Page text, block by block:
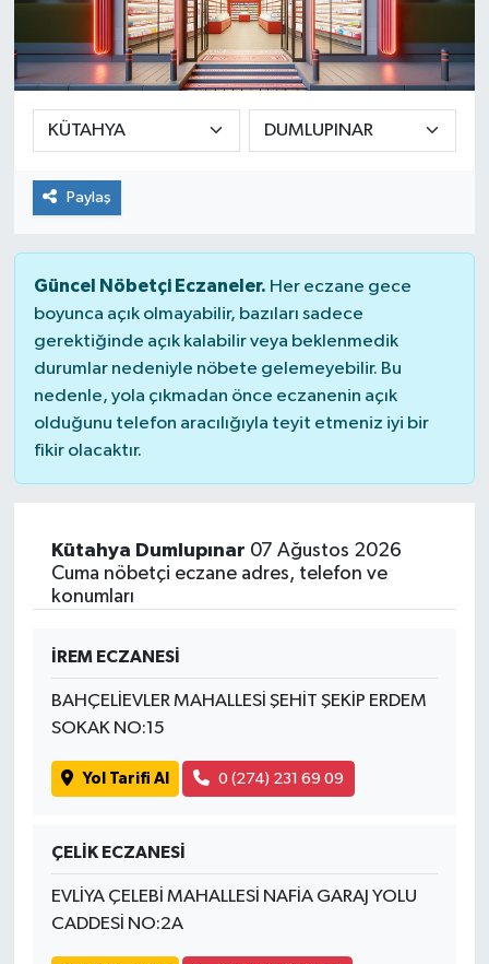
Paylaş
Güncel Nöbetçi Eczaneler. Her eczane gece
boyunca açık olmayabilir, bazıları sadece
gerektiğinde açık kalabilir veya beklenmedik
durumlar nedeniyle nöbete gelemeyebilir. Bu
nedenle, yola çıkmadan önce eczanenin açık
olduğunu telefon aracılığıyla teyit etmeniz iyi bir
fikir olacaktır.
Kütahya Dumlupınar 07 Ağustos 2026
Cuma nöbetçi eczane adres, telefon ve
konumları
İREM ECZANESİ
BAHÇELİEVLER MAHALLESİ ŞEHİT ŞEKİP ERDEM
SOKAK NO:15
Yol Tarifi Al 0 (274) 231 69 09
ÇELİK ECZANESİ
EVLİYA ÇELEBİ MAHALLESİ NAFİA GARAJ YOLU
CADDESİ NO:2A
Güvenlik
Kültür-Sanat
Magazin
Özel Haber
Sağlık
Siyaset
Spor
Teknoloji
Yaşam